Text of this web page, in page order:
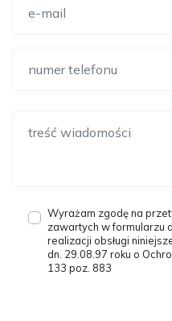
Wyrażam zgodę na
zawartych w formularzu
realizacji obsługi
dn. 29.08.97 roku o
133 poz. 883